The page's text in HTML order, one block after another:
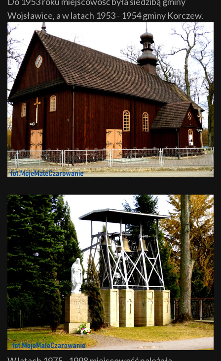
Wojsławice, a w latach 1953 - 1954 gminy Korczew.